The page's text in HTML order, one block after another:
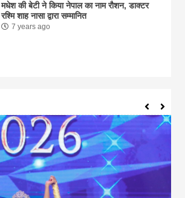
मधेश की बेटी ने किया नेपाल का नाम राैशन, डाक्टर
रश्मि शाह नासा द्वारा सम्मानित
7 years ago